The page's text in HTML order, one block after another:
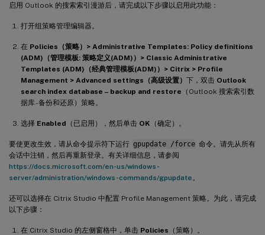
启用 Outlook 的搜索索引漫游后，请完成以下步骤以启用此功能：
打开组策略管理编辑器。
在 Policies（策略）> Administrative Templates: Policy definitions
(ADM)（管理模板: 策略定义(ADM)）> Classic Administrative
Templates (ADM)（经典管理模板(ADM)）> Citrix > Profile
Management > Advanced settings（高级设置） 下，双击 Outlook
search index database – backup and restore （Outlook 搜索索引数
据库 - 备份和还原）策略。
选择 Enabled （已启用），然后单击 OK （确定）。
要使更改生效，请从命令提示符下运行 gpupdate /force 命令。请先从所有
会话中注销，然后再重新登录。有关详细信息，请参阅
https://docs.microsoft.com/en-us/windows-
server/administration/windows-commands/gpupdate 。
还可以选择在 Citrix Studio 中配置 Profile Management 策略。为此，请完成
以下步骤：
在 Citrix Studio 的左侧窗格中，单击 Policies （策略）。